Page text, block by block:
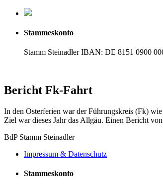
Stammeskonto
Stamm Steinadler IBAN: DE 8151 0900
Bericht Fk-Fahrt
In den Osterferien war der Führungskreis (Fk)
Ziel war dieses Jahr das Allgäu. Einen Bericht
Es
nicht
werden.
BdP Stamm Steinadler
Impressum & Datenschutz
Stammeskonto